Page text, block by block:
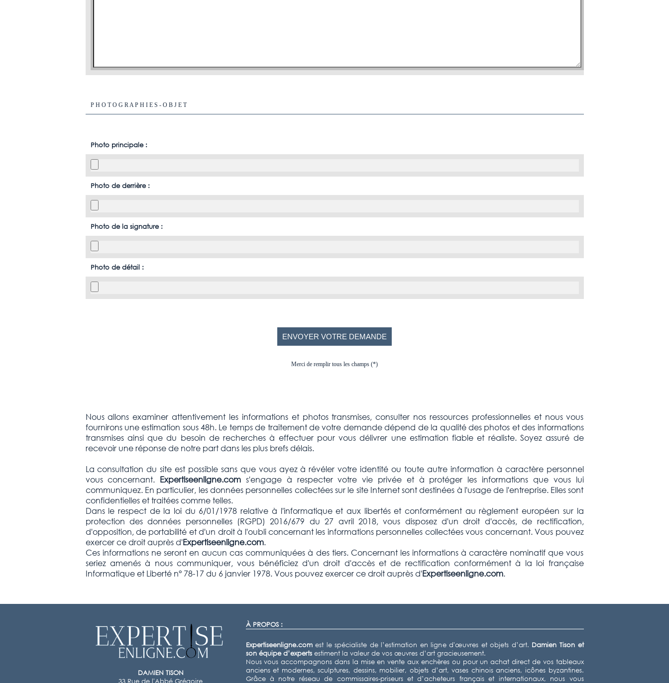
P H O T O G R A P H I E S - O B J E T
Photo principale :
Photo de derrière :
Photo de la signature :
Photo de détail :
Merci de remplir tous les champs (*)
Nous allons examiner attentivement les informations et photos transmises, consulter nos ressources professionnelles et nous vous
fournirons une estimation sous 48h. Le temps de traitement de votre demande dépend de la qualité des photos et des informations
transmises ainsi que du besoin de recherches à effectuer pour vous délivrer une estimation fiable et réaliste. Soyez assuré de
recevoir une réponse de notre part dans les plus brefs délais.
La consultation du site est possible sans que vous ayez à révéler votre identité ou toute autre information à caractère personnel
vous concernant. Expertiseenligne.com s'engage à respecter votre vie privée et à protéger les informations que vous lui
communiquez. En particulier, les données personnelles collectées sur le site Internet sont destinées à l'usage de l'entreprise. Elles sont
confidentielles et traitées comme telles.
Dans le respect de la loi du 6/01/1978 relative à l'informatique et aux libertés et conformément au règlement européen sur la
protection des données personnelles (RGPD) 2016/679 du 27 avril 2018, vous disposez d'un droit d'accès, de rectification,
d'opposition, de portabilité et d'un droit à l'oubli concernant les informations personnelles collectées vous concernant. Vous pouvez
exercer ce droit auprès d'Expertiseenligne.com.
Ces informations ne seront en aucun cas communiquées à des tiers. Concernant les informations à caractère nominatif que vous
seriez amenés à nous communiquer, vous bénéficiez d'un droit d'accès et de rectification conformément à la loi française
Informatique et Liberté n° 78-17 du 6 janvier 1978. Vous pouvez exercer ce droit auprès d'Expertiseenligne.com.
DAMIEN TISON
33 Rue de l'Abbé Grégoire
À PROPOS :
Expertiseenligne.comest le spécialiste de l’estimation en ligne d'œuvres et objets d’art. Damien Tison et
son équipe d’expertsestiment la valeur de vos œuvres d’art gracieusement.
Nous vous accompagnons dans la mise en vente aux enchères ou pour un achat direct de vos tableaux
anciens et modernes, sculptures, dessins, mobilier, objets d’art, vases chinois anciens, icônes byzantines.
Grâce à notre réseau de commissaires-priseurs et d’acheteurs français et internationaux, nous vous